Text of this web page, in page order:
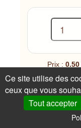
Prix : 0.50
Un avis,
Ce site utilise des
ceux que vous
Tout accepter